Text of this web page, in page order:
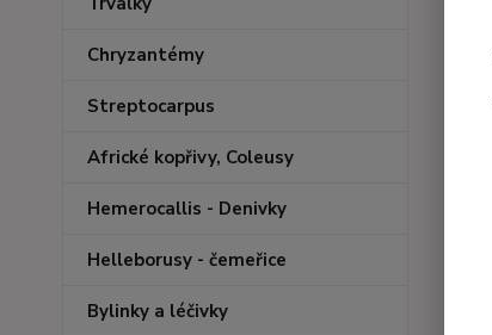
Chryzantémy
Streptocarpus
Africké kopřivy, Coleusy
Hemerocallis - Denivky
Helleborusy - čemeřice
Bylinky a léčivky